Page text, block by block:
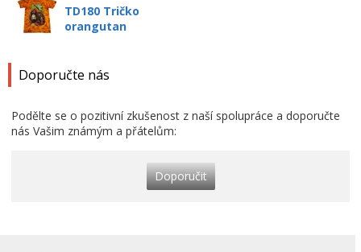
TD180 Tričko
orangutan
Doporučte nás
Podělte se o pozitivní zkušenost z naší spolupráce a doporučte
nás Vašim známým a přátelům:
Doporučit